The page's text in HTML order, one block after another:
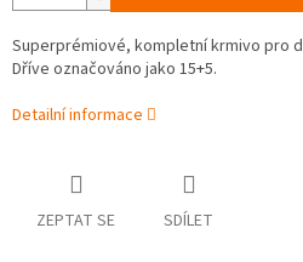
Superprémiové, kompletní krmivo pro
Dříve označováno jako 15+5.
Detailní informace
ZEPTAT SE SDÍLET